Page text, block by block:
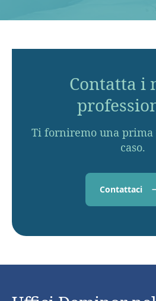
Contatta i
Ti forniremo una prima
caso.
Contattaci